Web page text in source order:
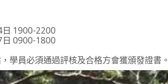
日 1900-2200
日 0900-1800
學員必須通過評核及合格方會獲頒發證書。